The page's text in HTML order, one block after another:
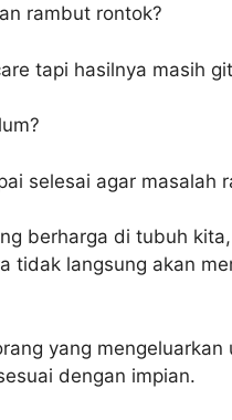
rambut rontok?
tapi hasilnya masih
selesai agar masalah
berharga di tubuh
tidak langsung akan
yang
dengan impian.